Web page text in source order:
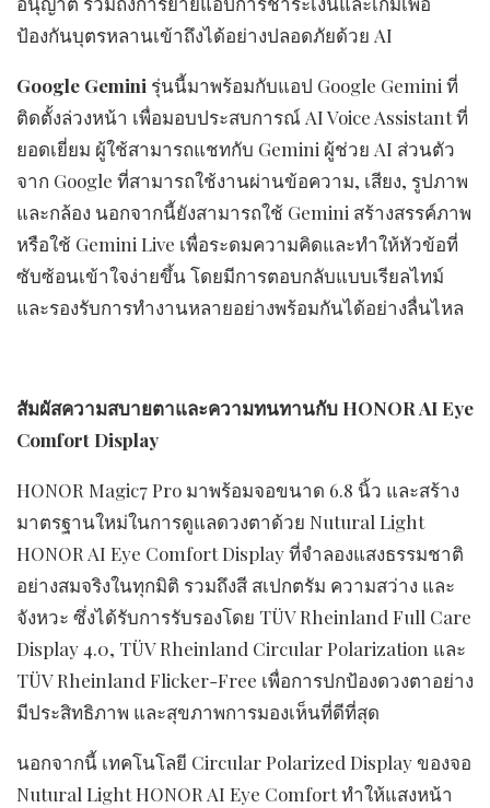
ป้องกันบุตรหลานเข้าถึงได้อย่างปลอดภัยด้วย AI
Google Gemini รุ่นนี้มาพร้อมกับแอป Google Gemini ที่
ติดตั้งล่วงหน้า เพื่อมอบประสบการณ์ AI Voice Assistant ที่
ยอดเยี่ยม ผู้ใช้สามารถแชทกับ Gemini ผู้ช่วย AI ส่วนตัว
จาก Google ที่สามารถใช้งานผ่านข้อความ, เสียง, รูปภาพ
และกล้อง นอกจากนี้ยังสามารถใช้ Gemini สร้างสรรค์ภาพ
หรือใช้ Gemini Live เพื่อระดมความคิดและทำให้หัวข้อที่
ซับซ้อนเข้าใจง่ายขึ้น โดยมีการตอบกลับแบบเรียลไทม์
และรองรับการทำงานหลายอย่างพร้อมกันได้อย่างลื่นไหล
สัมผัสความสบายตาและความทนทานกับ HONOR AI Eye
Comfort Display
HONOR Magic7 Pro มาพร้อมจอขนาด 6.8 นิ้ว และสร้าง
มาตรฐานใหม่ในการดูแลดวงตาด้วย Nutural Light
HONOR AI Eye Comfort Display ที่จำลองแสงธรรมชาติ
อย่างสมจริงในทุกมิติ รวมถึงสี สเปกตรัม ความสว่าง และ
จังหวะ ซึ่งได้รับการรับรองโดย TÜV Rheinland Full Care
Display 4.0, TÜV Rheinland Circular Polarization และ
TÜV Rheinland Flicker-Free เพื่อการปกป้องดวงตาอย่าง
มีประสิทธิภาพ และสุขภาพการมองเห็นที่ดีที่สุด
นอกจากนี้ เทคโนโลยี Circular Polarized Display ของจอ
Nutural Light HONOR AI Eye Comfort ทำให้แสงหน้า